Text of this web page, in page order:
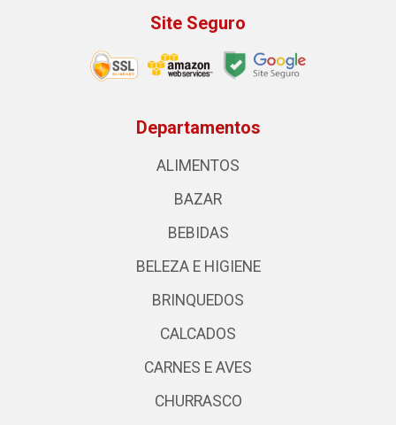
Site Seguro
Departamentos
ALIMENTOS
BAZAR
BEBIDAS
BELEZA E HIGIENE
BRINQUEDOS
CALCADOS
CARNES E AVES
CHURRASCO